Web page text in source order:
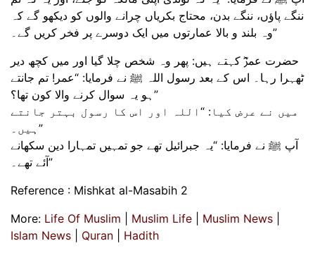
ننگے پاؤں، ننگے بدن، محتاج بکریاں چرانے والوں کو دیکھو گے کہ
وہ بلند و بالا عمارتوں میں ایک دوسرے پر فخر کریں گے۔”
حضرت عمرؓ کہتے ہیں: پھر وہ شخص چلا گیا اور میں کچھ دیر
ٹھہرا رہا۔ اس کے بعد رسول اللہ ﷺ نے فرمایا: “عمر! تم جانتے
ہو یہ سوال کرنے والا کون تھا؟”
میں نے عرض کیا: “اللہ اور اس کا رسول بہتر جانتے
ہیں۔”
آپ ﷺ نے فرمایا: “یہ جبرائیل تھے جو تمہیں تمہارا دین سکھانے
آئے تھے۔”
Reference : Mishkat al-Masabih 2
More: Life Of Muslim Muslim Life Muslim News
Islam News
Quran Hadith